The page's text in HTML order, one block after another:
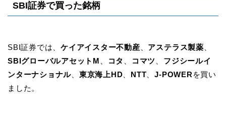
SBI証券で買った銘柄
SBI証券では、ケイアイスター不動産 アステラス製薬
SBIグローバルアセットM
コタ コマツ
フジシールイ
ンターナショナル
東京海上HD NTT 、J-POWER を買い
ました。